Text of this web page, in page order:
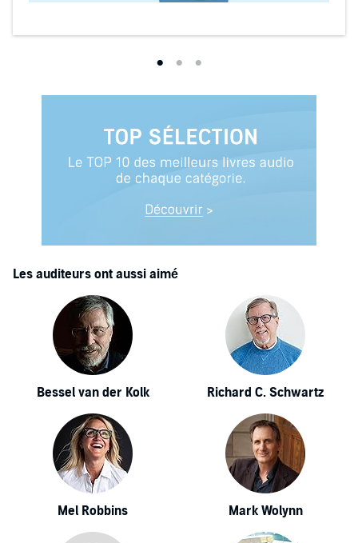
Les auditeurs ont aussi aimé
Bessel van der Kolk Richard C. Schwartz
Mel Robbins Mark Wolynn